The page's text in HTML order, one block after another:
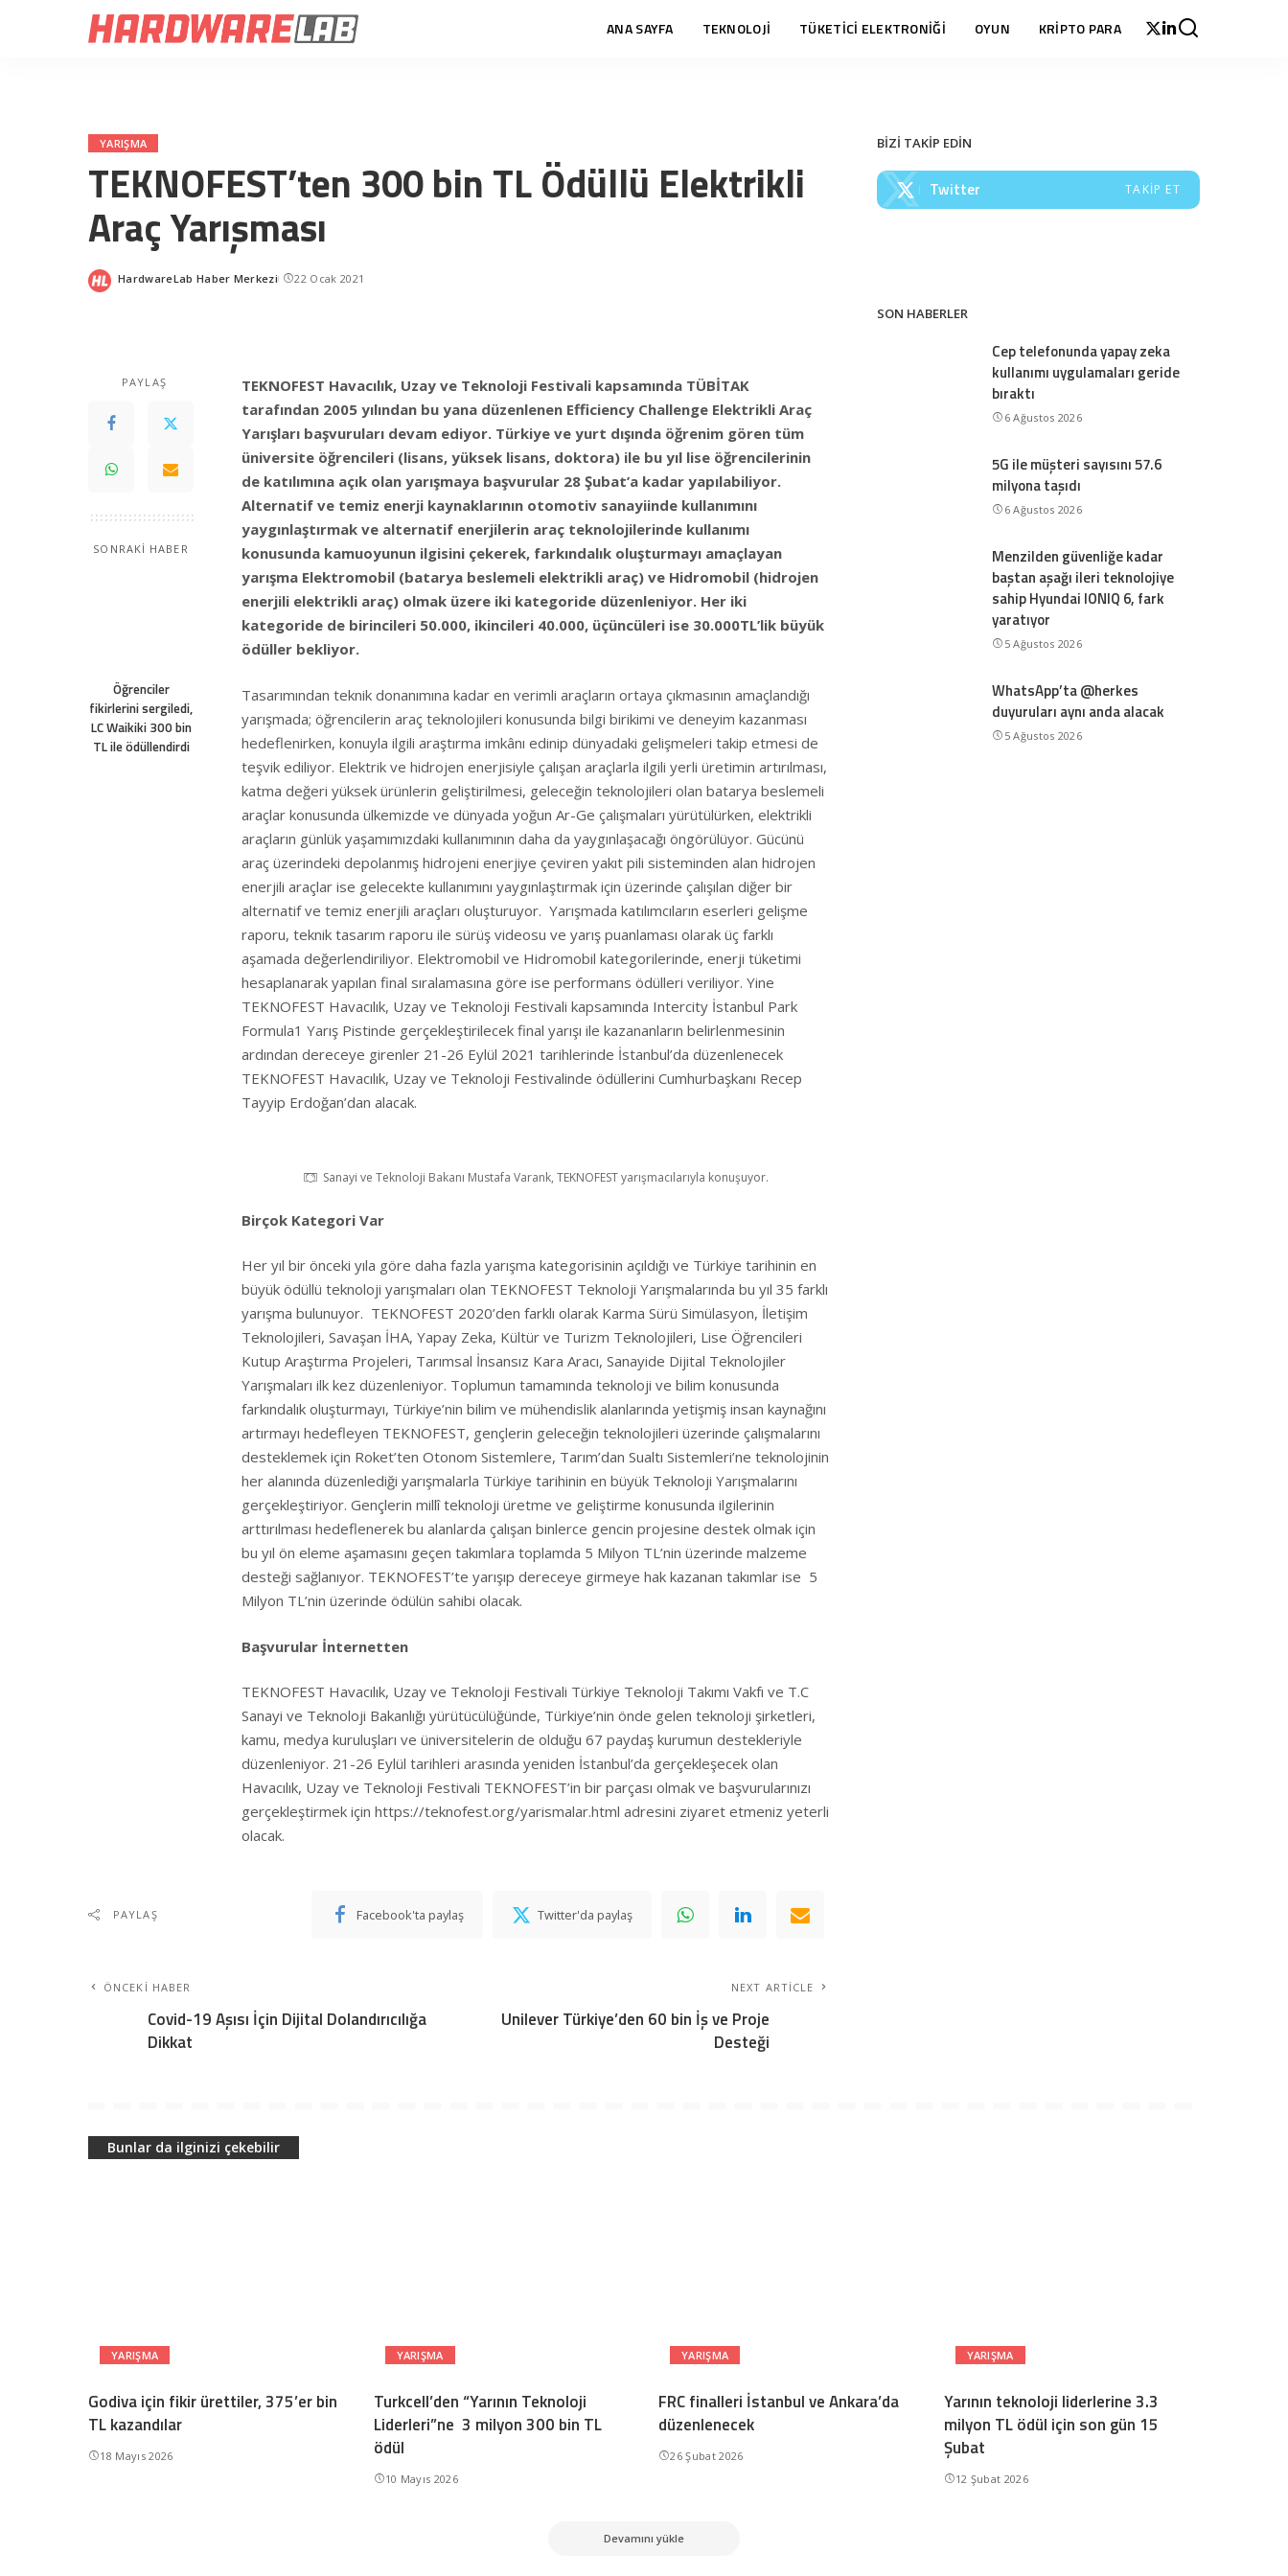
ANA SAYFA TEKNOLOJİ TÜKETİCİ ELEKTRONİĞİ OYUN KRİPTO PARA
YARIŞMA
TEKNOFEST’ten 300 bin TL Ödüllü Elektrikli
Araç Yarışması
Posted
HardwareLab Haber Merkezi 22 Ocak 2021
PAYLAŞ
SONRAKİ HABER
Öğrenciler
fikirlerini sergiledi,
LC Waikiki 300 bin
TL ile ödüllendirdi
TEKNOFEST Havacılık, Uzay ve Teknoloji Festivali kapsamında TÜBİTAK
tarafından 2005 yılından bu yana düzenlenen Efficiency Challenge Elektrikli Araç
Yarışları başvuruları devam ediyor. Türkiye ve yurt dışında öğrenim gören tüm
üniversite öğrencileri (lisans, yüksek lisans, doktora) ile bu yıl lise öğrencilerinin
de katılımına açık olan yarışmaya başvurular 28 Şubat’a kadar yapılabiliyor.
Alternatif ve temiz enerji kaynaklarının otomotiv sanayiinde kullanımını
yaygınlaştırmak ve alternatif enerjilerin araç teknolojilerinde kullanımı
konusunda kamuoyunun ilgisini çekerek, farkındalık oluşturmayı amaçlayan
yarışma Elektromobil (batarya beslemeli elektrikli araç) ve Hidromobil (hidrojen
enerjili elektrikli araç) olmak üzere iki kategoride düzenleniyor. Her iki
kategoride de birincileri 50.000, ikincileri 40.000, üçüncüleri ise 30.000TL’lik büyük
ödüller bekliyor.
Tasarımından teknik donanımına kadar en verimli araçların ortaya çıkmasının amaçlandığı
yarışmada; öğrencilerin araç teknolojileri konusunda bilgi birikimi ve deneyim kazanması
hedeflenirken, konuyla ilgili araştırma imkânı edinip dünyadaki gelişmeleri takip etmesi de
teşvik ediliyor. Elektrik ve hidrojen enerjisiyle çalışan araçlarla ilgili yerli üretimin artırılması,
katma değeri yüksek ürünlerin geliştirilmesi, geleceğin teknolojileri olan batarya beslemeli
araçlar konusunda ülkemizde ve dünyada yoğun Ar-Ge çalışmaları yürütülürken, elektrikli
araçların günlük yaşamımızdaki kullanımının daha da yaygınlaşacağı öngörülüyor. Gücünü
araç üzerindeki depolanmış hidrojeni enerjiye çeviren yakıt pili sisteminden alan hidrojen
enerjili araçlar ise gelecekte kullanımını yaygınlaştırmak için üzerinde çalışılan diğer bir
alternatif ve temiz enerjili araçları oluşturuyor. Yarışmada katılımcıların eserleri gelişme
raporu, teknik tasarım raporu ile sürüş videosu ve yarış puanlaması olarak üç farklı
aşamada değerlendiriliyor. Elektromobil ve Hidromobil kategorilerinde, enerji tüketimi
hesaplanarak yapılan final sıralamasına göre ise performans ödülleri veriliyor. Yine
TEKNOFEST Havacılık, Uzay ve Teknoloji Festivali kapsamında Intercity İstanbul Park
Formula1 Yarış Pistinde gerçekleştirilecek final yarışı ile kazananların belirlenmesinin
ardından dereceye girenler 21-26 Eylül 2021 tarihlerinde İstanbul’da düzenlenecek
TEKNOFEST Havacılık, Uzay ve Teknoloji Festivalinde ödüllerini Cumhurbaşkanı Recep
Tayyip Erdoğan’dan alacak.
Sanayi ve Teknoloji Bakanı Mustafa Varank, TEKNOFEST yarışmacılarıyla konuşuyor.
Birçok Kategori Var
Her yıl bir önceki yıla göre daha fazla yarışma kategorisinin açıldığı ve Türkiye tarihinin en
büyük ödüllü teknoloji yarışmaları olan TEKNOFEST Teknoloji Yarışmalarında bu yıl 35 farklı
yarışma bulunuyor. TEKNOFEST 2020’den farklı olarak Karma Sürü Simülasyon, İletişim
Teknolojileri, Savaşan İHA, Yapay Zeka, Kültür ve Turizm Teknolojileri, Lise Öğrencileri
Kutup Araştırma Projeleri, Tarımsal İnsansız Kara Aracı, Sanayide Dijital Teknolojiler
Yarışmaları ilk kez düzenleniyor. Toplumun tamamında teknoloji ve bilim konusunda
farkındalık oluşturmayı, Türkiye’nin bilim ve mühendislik alanlarında yetişmiş insan kaynağını
artırmayı hedefleyen TEKNOFEST, gençlerin geleceğin teknolojileri üzerinde çalışmalarını
desteklemek için Roket’ten Otonom Sistemlere, Tarım’dan Sualtı Sistemleri’ne teknolojinin
her alanında düzenlediği yarışmalarla Türkiye tarihinin en büyük Teknoloji Yarışmalarını
gerçekleştiriyor. Gençlerin millî teknoloji üretme ve geliştirme konusunda ilgilerinin
arttırılması hedeflenerek bu alanlarda çalışan binlerce gencin projesine destek olmak için
bu yıl ön eleme aşamasını geçen takımlara toplamda 5 Milyon TL’nin üzerinde malzeme
desteği sağlanıyor. TEKNOFEST’te yarışıp dereceye girmeye hak kazanan takımlar ise 5
Milyon TL’nin üzerinde ödülün sahibi olacak.
Başvurular İnternetten
TEKNOFEST Havacılık, Uzay ve Teknoloji Festivali Türkiye Teknoloji Takımı Vakfı ve T.C
Sanayi ve Teknoloji Bakanlığı yürütücülüğünde, Türkiye’nin önde gelen teknoloji şirketleri,
kamu, medya kuruluşları ve üniversitelerin de olduğu 67 paydaş kurumun destekleriyle
düzenleniyor. 21-26 Eylül tarihleri arasında yeniden İstanbul’da gerçekleşecek olan
Havacılık, Uzay ve Teknoloji Festivali TEKNOFEST’in bir parçası olmak ve başvurularınızı
gerçekleştirmek için https://teknofest.org/yarismalar.html adresini ziyaret etmeniz yeterli
olacak.
PAYLAŞ Facebook'ta paylaş Twitter'da paylaş
ÖNCEKI HABER
Covid-19 Aşısı İçin Dijital Dolandırıcılığa
Dikkat
NEXT ARTICLE
Unilever Türkiye’den 60 bin İş ve Proje
Desteği
BİZİ TAKİP EDİN
Twitter TAKIP ET
SON HABERLER
Cep telefonunda yapay zeka
kullanımı uygulamaları geride
bıraktı
6 Ağustos 2026
5G ile müşteri sayısını 57.6
milyona taşıdı
6 Ağustos 2026
Menzilden güvenliğe kadar
baştan aşağı ileri teknolojiye
sahip Hyundai IONIQ 6, fark
yaratıyor
5 Ağustos 2026
WhatsApp’ta @herkes
duyuruları aynı anda alacak
5 Ağustos 2026
Bunlar da ilginizi çekebilir
YARIŞMA
Godiva için fikir ürettiler, 375’er bin
TL kazandılar
18 Mayıs 2026
YARIŞMA
Turkcell’den “Yarının Teknoloji
Liderleri”ne 3 milyon 300 bin TL
ödül
10 Mayıs 2026
YARIŞMA
FRC finalleri İstanbul ve Ankara’da
düzenlenecek
26 Şubat 2026
YARIŞMA
Yarının teknoloji liderlerine 3.3
milyon TL ödül için son gün 15
Şubat
12 Şubat 2026
Devamını yükle